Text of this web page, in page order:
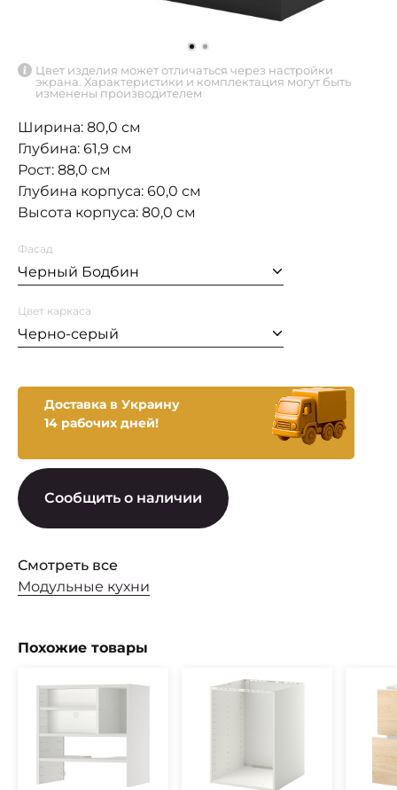
Цвет изделия может отличаться через настройки
экрана. Характеристики и комплектация могут быть
изменены производителем
Ширина: 80,0 см
Глубина: 61,9 см
Рост: 88,0 см
Глубина корпуса: 60,0 см
Высота корпуса: 80,0 см
Фасад
Черный Бодбин
Цвет каркаса
Черно-серый
Доставка в Украину
14 рабочих дней!
Сообщить о наличии
Смотреть все
Модульные кухни
Похожие товары